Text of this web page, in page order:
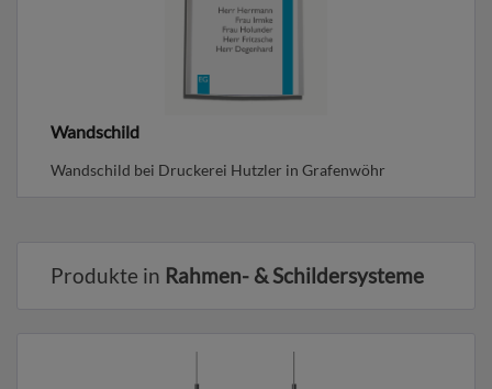
Wandschild
Wandschild bei Druckerei Hutzler in Grafenwöhr
Produkte in Rahmen- & Schildersysteme